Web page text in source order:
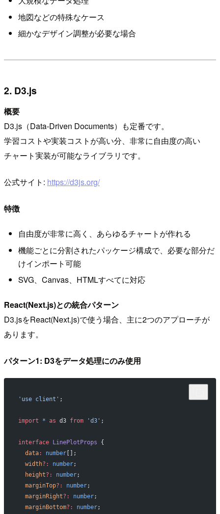
地図などの特殊なケース
細かなデザイン調整が必要な場合
2. D3.js
概要
D3.js（Data-Driven Documents）も定番です。
学習コストや実装コストが高い分、非常に自由度の高い
チャート実装が可能なライブラリです。
公式サイト: https://d3js.org/
特徴
自由度が非常に高く、あらゆるチャートが作れる
機能ごとに分割されたパッケージ構成で、必要な部分だ
けインポート可能
SVG、Canvas、HTMLすべてに対応
React(Next.js)との統合パターン
D3.jsをReact(Next.js)で使う場合、主に2つのアプローチが
あります。
パターン1: D3をデータ処理にのみ使用
'use client' ;
import * as d3 from 'd3' ;
interface LinePlotProps {
  data
: number[];
  width
?: number;
  height
?: number;
  marginTop
?: number;
  marginRight
?: number;
  marginBottom
?: number;